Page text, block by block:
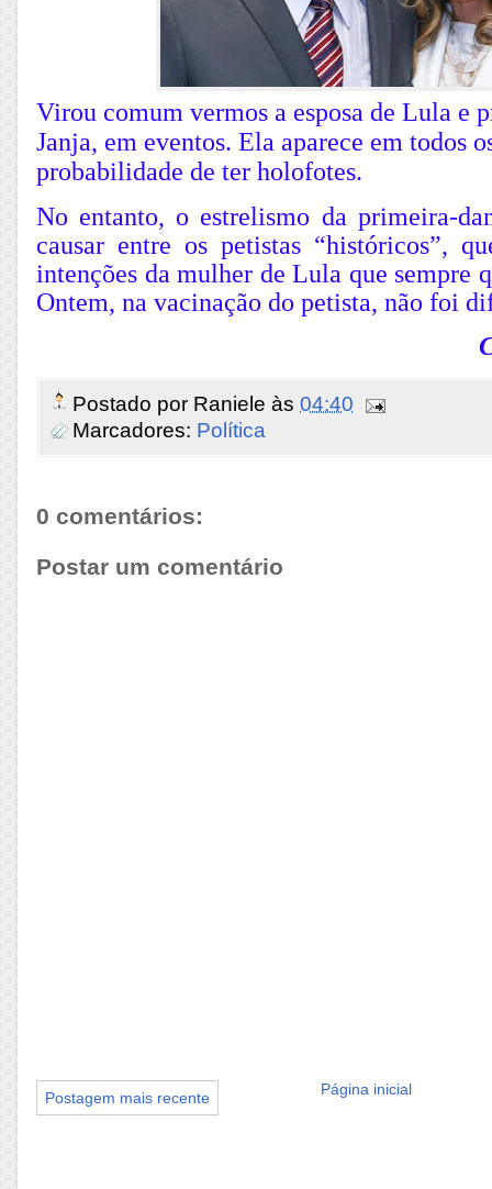
Virou comum vermos a esposa de Lula e
Janja, em eventos. Ela aparece em todos
probabilidade de ter holofotes.
No entanto, o estrelismo da primeira-
causar entre os petistas “históricos”,
intenções da mulher de Lula que sempre
Ontem, na vacinação do petista, não foi
Postado por Raniele às 04:40
Marcadores: Política
0 comentários:
Postar um comentário
Postagem mais recente Página inicial